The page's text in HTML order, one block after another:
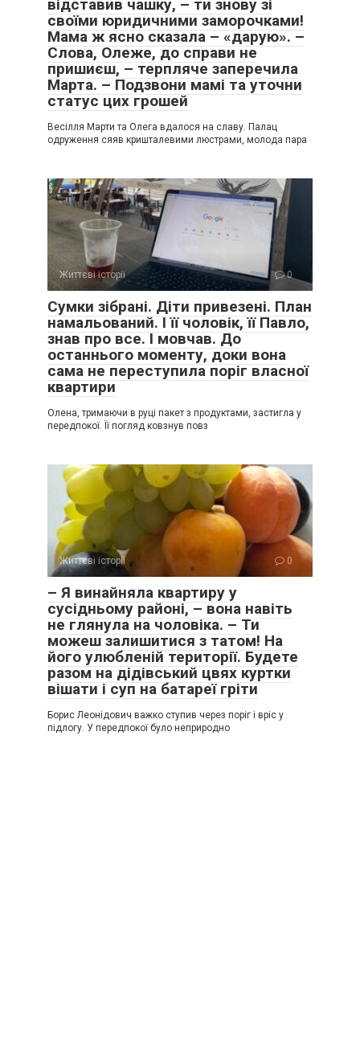
відставив чашку, – ти знову зі
своїми юридичними заморочками!
Мама ж ясно сказала – «дарую». –
Слова, Олеже, до справи не
пришиєш, – терпляче заперечила
Марта. – Подзвони мамі та уточни
статус цих грошей
Весілля Марти та Олега вдалося на славу. Палац
одруження сяяв кришталевими люстрами, молода пара
Життєві історії 0
Сумки зібрані. Діти привезені. План
намальований. І її чоловік, її Павло,
знав про все. І мовчав. До
останнього моменту, доки вона
сама не переступила поріг власної
квартири
Олена, тримаючи в руці пакет з продуктами, застигла у
передпокої. Її погляд ковзнув повз
Життєві історії 0
– Я винайняла квартиру у
сусідньому районі, – вона навіть
не глянула на чоловіка. – Ти
можеш залишитися з татом! На
його улюбленій території. Будете
разом на дідівський цвях куртки
вішати і суп на батареї гріти
Борис Леонідович важко ступив через поріг і вріс у
підлогу. У передпокої було неприродно